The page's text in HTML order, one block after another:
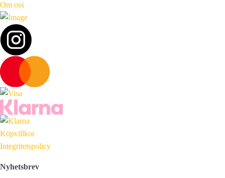
Om oss
Köpvillkor
Integritetspolicy
Nyhetsbrev